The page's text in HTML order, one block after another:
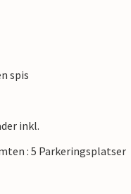
vänner. Dessutom
sevärdheter i Istrien.
spis
inkl.
: 5 Parkeringsplatser